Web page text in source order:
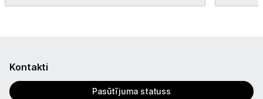
Kontakti
Pasūtījuma statuss